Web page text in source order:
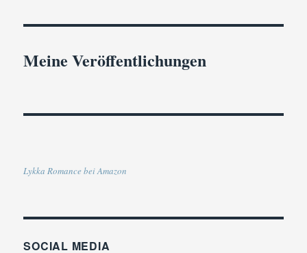
Meine Veröffentlichungen
Lykka Romance bei Amazon
SOCIAL MEDIA